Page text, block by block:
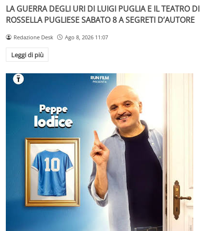
LA GUERRA DEGLI URI DI LUIGI PUGLIA E IL TEATRO DI
ROSSELLA PUGLIESE SABATO 8 A SEGRETI D’AUTORE
Redazione Desk Ago 8, 2026 11:07
Leggi di più